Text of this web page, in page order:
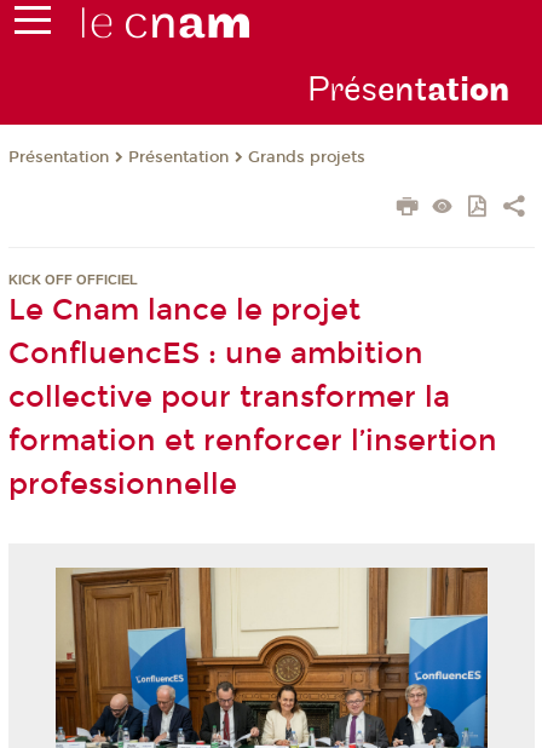
Présentation
Présentation Présentation Grands projets
KICK OFF OFFICIEL
Le Cnam lance le projet
ConfluencES : une ambition
collective pour transformer la
formation et renforcer l’insertion
professionnelle